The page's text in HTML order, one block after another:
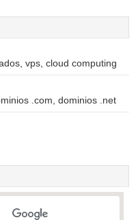
vps, cloud computing
.com, dominios .net